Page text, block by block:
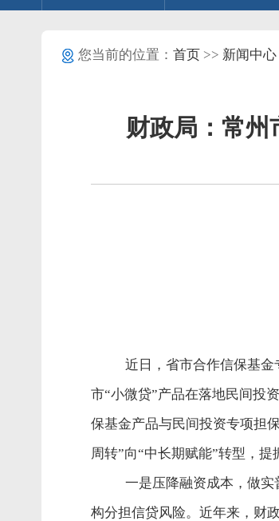
您当前的位置： 首页>> 新闻中心
财政局：常州
近日，省市合作信保基
市“小微贷”产品在落地民间投
保基金产品与民间投资专项担
周转”向“中长期赋能”转型，提
一是压降融资成本，做
构分担信贷风险。近年来，财